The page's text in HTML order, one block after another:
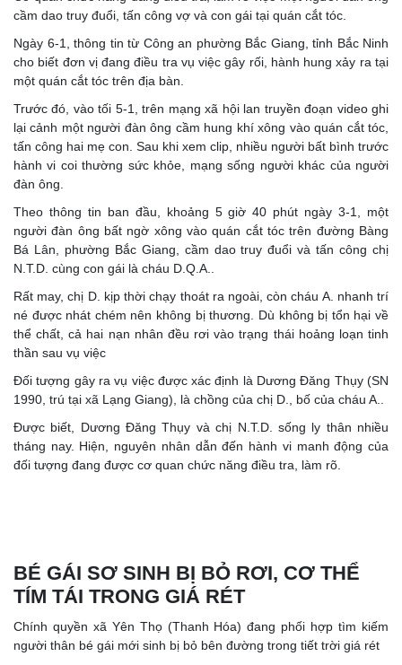
cầm dao truy đuổi, tấn công vợ và con gái tại quán cắt tóc.
Ngày 6-1, thông tin từ Công an phường Bắc Giang, tỉnh Bắc Ninh
cho biết đơn vị đang điều tra vụ việc gây rối, hành hung xảy ra tại
một quán cắt tóc trên địa bàn.
Trước đó, vào tối 5-1, trên mạng xã hội lan truyền đoạn video ghi
lại cảnh một người đàn ông cầm hung khí xông vào quán cắt tóc,
tấn công hai mẹ con. Sau khi xem clip, nhiều người bất bình trước
hành vi coi thường sức khỏe, mạng sống người khác của người
đàn ông.
Theo thông tin ban đầu, khoảng 5 giờ 40 phút ngày 3-1, một
người đàn ông bất ngờ xông vào quán cắt tóc trên đường Bàng
Bá Lân, phường Bắc Giang, cầm dao truy đuổi và tấn công chị
N.T.D. cùng con gái là cháu D.Q.A..
Rất may, chị D. kịp thời chạy thoát ra ngoài, còn cháu A. nhanh trí
né được nhát chém nên không bị thương. Dù không bị tổn hại về
thể chất, cả hai nạn nhân đều rơi vào trạng thái hoảng loạn tinh
thần sau vụ việc
Đối tượng gây ra vụ việc được xác định là Dương Đăng Thụy (SN
1990, trú tại xã Lạng Giang), là chồng của chị D., bố của cháu A..
Được biết, Dương Đăng Thụy và chị N.T.D. sống ly thân nhiều
tháng nay. Hiện, nguyên nhân dẫn đến hành vi manh động của
đối tượng đang được cơ quan chức năng điều tra, làm rõ.
BÉ GÁI SƠ SINH BỊ BỎ RƠI, CƠ THỂ
TÍM TÁI TRONG GIÁ RÉT
Chính quyền xã Yên Thọ (Thanh Hóa) đang phối hợp tìm kiếm
người thân bé gái mới sinh bị bỏ bên đường trong tiết trời giá rét